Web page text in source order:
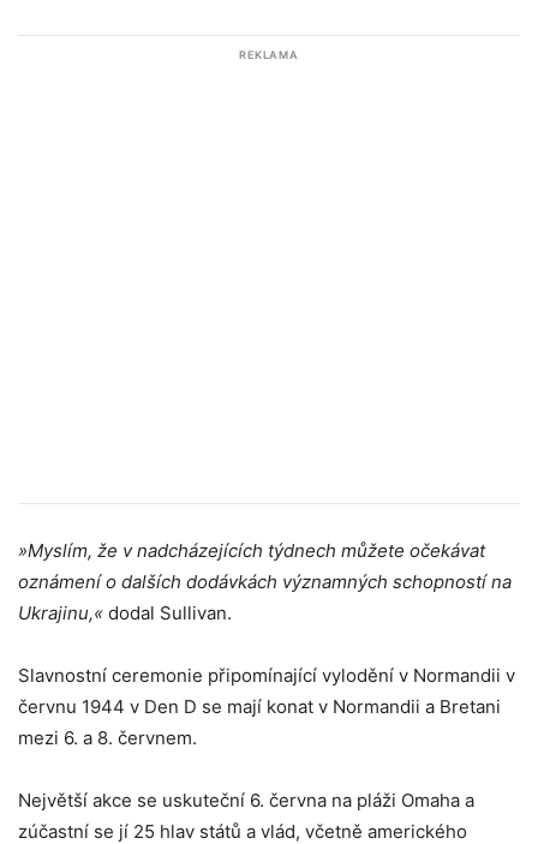
REKLAMA
»Myslím, že v nadcházejících týdnech můžete očekávat
oznámení o dalších dodávkách významných schopností na
Ukrajinu,« dodal Sullivan.
Slavnostní ceremonie připomínající vylodění v Normandii v
červnu 1944 v Den D se mají konat v Normandii a Bretani
mezi 6. a 8. červnem.
Největší akce se uskuteční 6. června na pláži Omaha a
zúčastní se jí 25 hlav států a vlád, včetně amerického